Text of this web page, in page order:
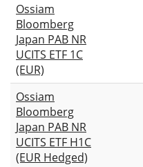
Ossiam
Bloomberg
Japan PAB NR
UCITS ETF 1C
(EUR)
Ossiam
Bloomberg
Japan PAB NR
UCITS ETF H1C
(EUR Hedged)